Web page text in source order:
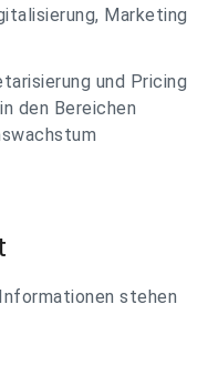
Marketing
und Pricing
den Bereichen
stehen